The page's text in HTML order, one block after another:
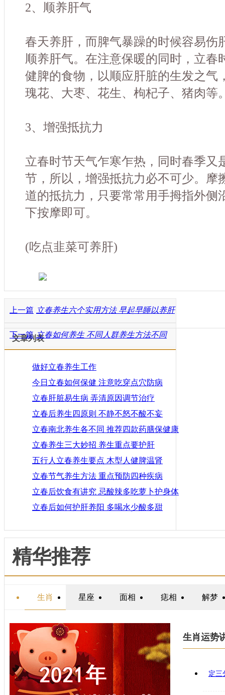
2、顺养肝气
春天养肝，而脾气暴躁的时候容易伤
顺养肝气。在注意保暖的同时，立春
健脾的食物，以顺应肝脏的生发之气
瑰花、大枣、花生、枸杞子、猪肉等
3、增强抵抗力
立春时节天气乍寒乍热，同时春季又
节，所以，增强抵抗力必不可少。摩
道的抵抗力，只要常常用手拇指外侧
下按摩即可。
(吃点韭菜可养肝)
上一篇 立春养生六个实用方法 早起早睡以养肝
下一篇 立春如何养生 不同人群养生方法不同
文章列表
做好立春养生工作
今日立春如何保健 注意吃穿点穴防病
立春肝脏易生病 弄清原因调节治疗
立春后养生四原则 不静不怒不酸不妄
立春南北养生各不同 推荐四款药膳保健康
立春养生三大妙招 养生重点要护肝
五行人立春养生要点 木型人健脾温肾
立春节气养生方法 重点预防四种疾病
立春后饮食有讲究 忌酸辣多吃萝卜护身体
立春后如何护肝养阳 多喝水少酸多甜
精华推荐
生肖 星座 面相 痣相 解梦
生肖运势
定三